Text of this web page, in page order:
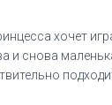
хочет
и снова